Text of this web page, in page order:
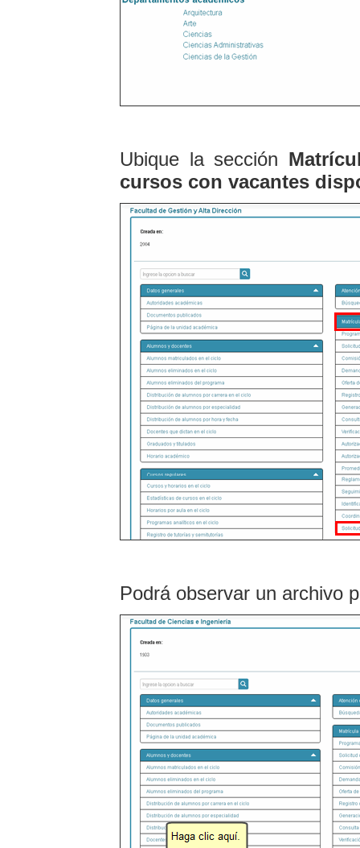
Ubique la sección
cursos con vacantes
Podrá observar un archivo